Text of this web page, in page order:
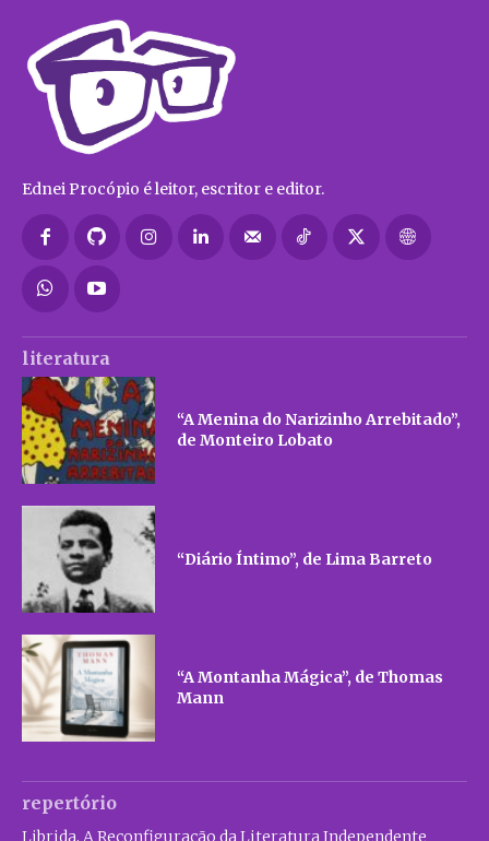
Ednei Procópio é leitor, escritor e editor.
literatura
“A Menina do Narizinho Arrebitado”,
de Monteiro Lobato
“Diário Íntimo”, de Lima Barreto
“A Montanha Mágica”, de Thomas
Mann
repertório
Librida, A Reconfiguração da Literatura Independente